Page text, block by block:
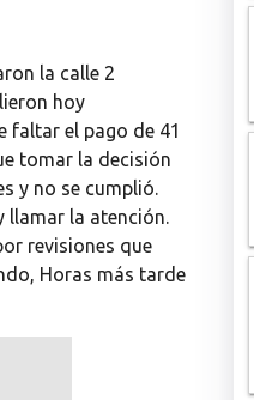
la calle 2
hoy
faltar el pago de 41
tomar la decisión
y no se cumplió.
la atención.
revisiones que
Horas más tarde